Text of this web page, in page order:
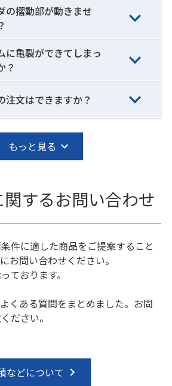
の摺動部が動きませ
に亀裂ができてしまっ
？
注文はできますか？
もっと見る
関するお問い合わせ
件に適した商品をご提案すること
お問い合わせください。
ております。
くある質問をまとめました。お問
ださい。
などについて